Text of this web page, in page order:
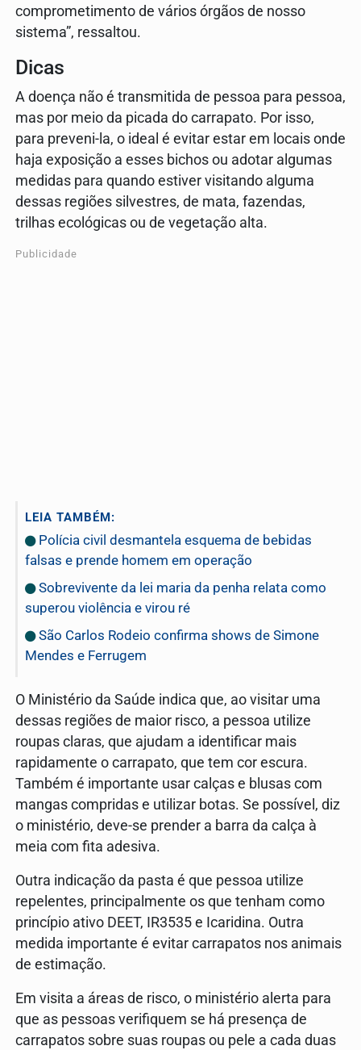
comprometimento de vários órgãos de nosso
sistema”, ressaltou.
Dicas
A doença não é transmitida de pessoa para pessoa,
mas por meio da picada do carrapato. Por isso,
para preveni-la, o ideal é evitar estar em locais onde
haja exposição a esses bichos ou adotar algumas
medidas para quando estiver visitando alguma
dessas regiões silvestres, de mata, fazendas,
trilhas ecológicas ou de vegetação alta.
Publicidade
LEIA TAMBÉM:
Polícia civil desmantela esquema de bebidas
falsas e prende homem em operação
Sobrevivente da lei maria da penha relata como
superou violência e virou ré
São Carlos Rodeio confirma shows de Simone
Mendes e Ferrugem
O Ministério da Saúde indica que, ao visitar uma
dessas regiões de maior risco, a pessoa utilize
roupas claras, que ajudam a identificar mais
rapidamente o carrapato, que tem cor escura.
Também é importante usar calças e blusas com
mangas compridas e utilizar botas. Se possível, diz
o ministério, deve-se prender a barra da calça à
meia com fita adesiva.
Outra indicação da pasta é que pessoa utilize
repelentes, principalmente os que tenham como
princípio ativo DEET, IR3535 e Icaridina. Outra
medida importante é evitar carrapatos nos animais
de estimação.
Em visita a áreas de risco, o ministério alerta para
que as pessoas verifiquem se há presença de
carrapatos sobre suas roupas ou pele a cada duas